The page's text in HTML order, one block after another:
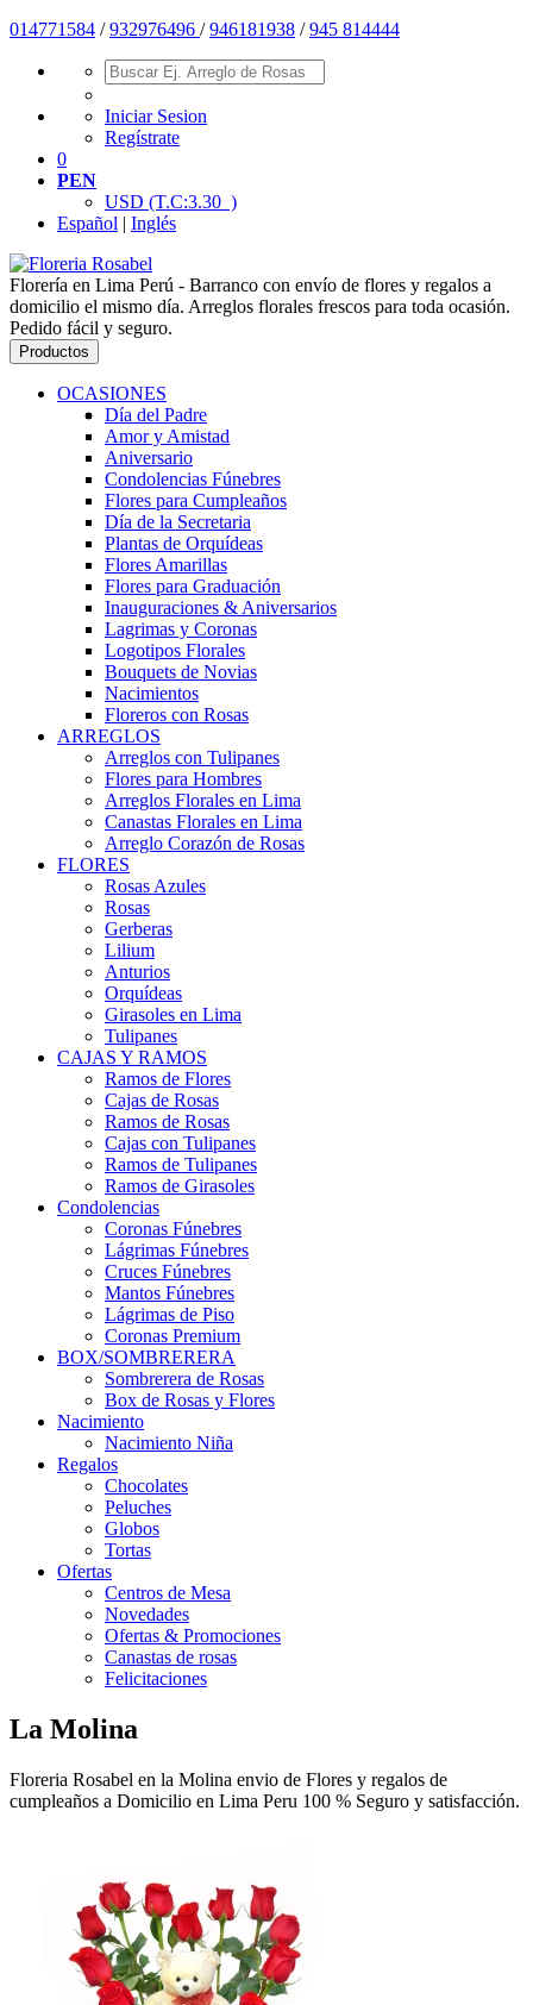
014771584 /932976496 /946181938 /945 814444
Iniciar Sesion
Regístrate
0
PEN
USD (T.C:3.30 )
Español | Inglés
Florería en Lima Perú - Barranco con envío de flores y regalos a
domicilio el mismo día. Arreglos florales frescos para toda ocasión.
Pedido fácil y seguro.
Productos
OCASIONES
Día del Padre
Amor y Amistad
Aniversario
Condolencias Fúnebres
Flores para Cumpleaños
Día de la Secretaria
Plantas de Orquídeas
Flores Amarillas
Flores para Graduación
Inauguraciones & Aniversarios
Lagrimas y Coronas
Logotipos Florales
Bouquets de Novias
Nacimientos
Floreros con Rosas
ARREGLOS
Arreglos con Tulipanes
Flores para Hombres
Arreglos Florales en Lima
Canastas Florales en Lima
Arreglo Corazón de Rosas
FLORES
Rosas Azules
Rosas
Gerberas
Lilium
Anturios
Orquídeas
Girasoles en Lima
Tulipanes
CAJAS Y RAMOS
Ramos de Flores
Cajas de Rosas
Ramos de Rosas
Cajas con Tulipanes
Ramos de Tulipanes
Ramos de Girasoles
Condolencias
Coronas Fúnebres
Lágrimas Fúnebres
Cruces Fúnebres
Mantos Fúnebres
Lágrimas de Piso
Coronas Premium
BOX/SOMBRERERA
Sombrerera de Rosas
Box de Rosas y Flores
Nacimiento
Nacimiento Niña
Regalos
Chocolates
Peluches
Globos
Tortas
Ofertas
Centros de Mesa
Novedades
Ofertas & Promociones
Canastas de rosas
Felicitaciones
La Molina
Floreria Rosabel en la Molina envio de Flores y regalos de
cumpleaños a Domicilio en Lima Peru 100 % Seguro y satisfacción.